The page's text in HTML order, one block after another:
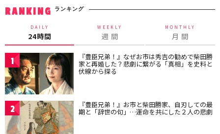
RANKING ランキング
DAILY
24時間
WEEKLY
週 間
MONTHLY
月 間
1 『豊臣兄弟！』なぜお市は秀吉の勧めで柴田勝
家と再婚した？悲劇に繋がる「真相」を史料と
伏線から探る
2 『豊臣兄弟！』お市と柴田勝家、自刃しての最
期と「辞世の句」…運命を共にした２人の悲劇